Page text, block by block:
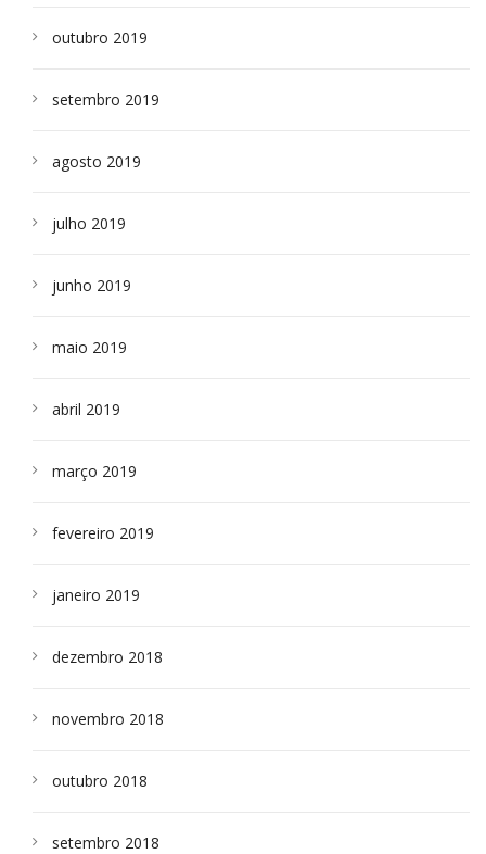
outubro 2019
setembro 2019
agosto 2019
julho 2019
junho 2019
maio 2019
abril 2019
março 2019
fevereiro 2019
janeiro 2019
dezembro 2018
novembro 2018
outubro 2018
setembro 2018